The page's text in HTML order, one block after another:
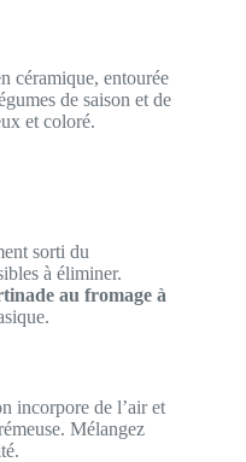
céramique, entourée
de saison et de
et coloré.
sorti du
à éliminer.
au fromage à
incorpore de l’air et
Mélangez